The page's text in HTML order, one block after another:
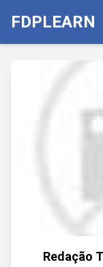
FDPLEARN
Redação